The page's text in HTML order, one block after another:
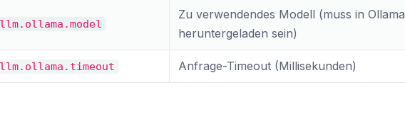
Zu verwendendes Modell (muss in Ollama
heruntergeladen sein)
Anfrage-Timeout (Millisekunden)